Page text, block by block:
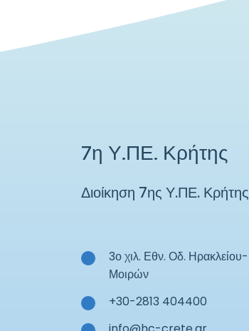
7η Υ.ΠΕ. Κρήτης
Διοίκηση 7ης Υ.ΠΕ. Κρήτης
3ο χιλ. Εθν. Οδ. Ηρακλείου-
Μοιρών
+30-2813 404400